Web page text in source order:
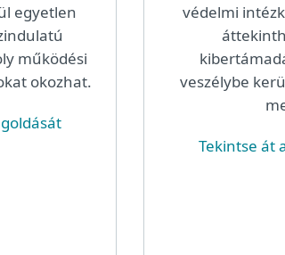
egyetlen
működési
okozhat.
védelmi
veszélybe
Tekintse át